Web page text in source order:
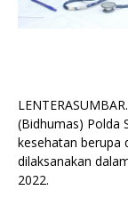
(Bidhumas) Polda
kesehatan berupa
dilaksanakan
2022.